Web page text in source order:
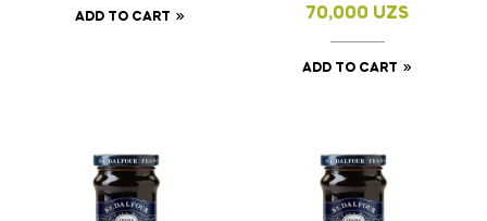
ADD TO CART 70,000 UZS
ADD TO CART